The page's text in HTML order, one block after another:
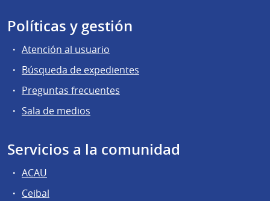
Políticas y gestión
Atención al usuario
Búsqueda de expedientes
Preguntas frecuentes
Sala de medios
Servicios a la comunidad
ACAU
Ceibal